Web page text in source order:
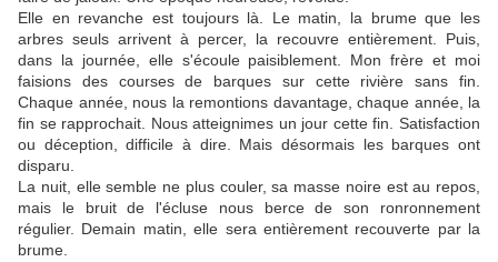
Elle en revanche est toujours là. Le matin, la brume que les
arbres seuls arrivent à percer, la recouvre entièrement. Puis,
dans la journée, elle s'écoule paisiblement. Mon frère et moi
faisions des courses de barques sur cette rivière sans fin.
Chaque année, nous la remontions davantage, chaque année, la
fin se rapprochait. Nous atteignimes un jour cette fin. Satisfaction
ou déception, difficile à dire. Mais désormais les barques ont
disparu.
La nuit, elle semble ne plus couler, sa masse noire est au repos,
mais le bruit de l'écluse nous berce de son ronronnement
régulier. Demain matin, elle sera entièrement recouverte par la
brume.